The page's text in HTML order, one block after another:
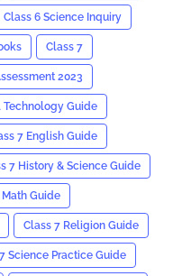
Class 6 Science Inquiry
Class 7
2023
Technology Guide
7 English Guide
7 History & Science Guide
Guide
Class 7 Religion Guide
Science Practice Guide